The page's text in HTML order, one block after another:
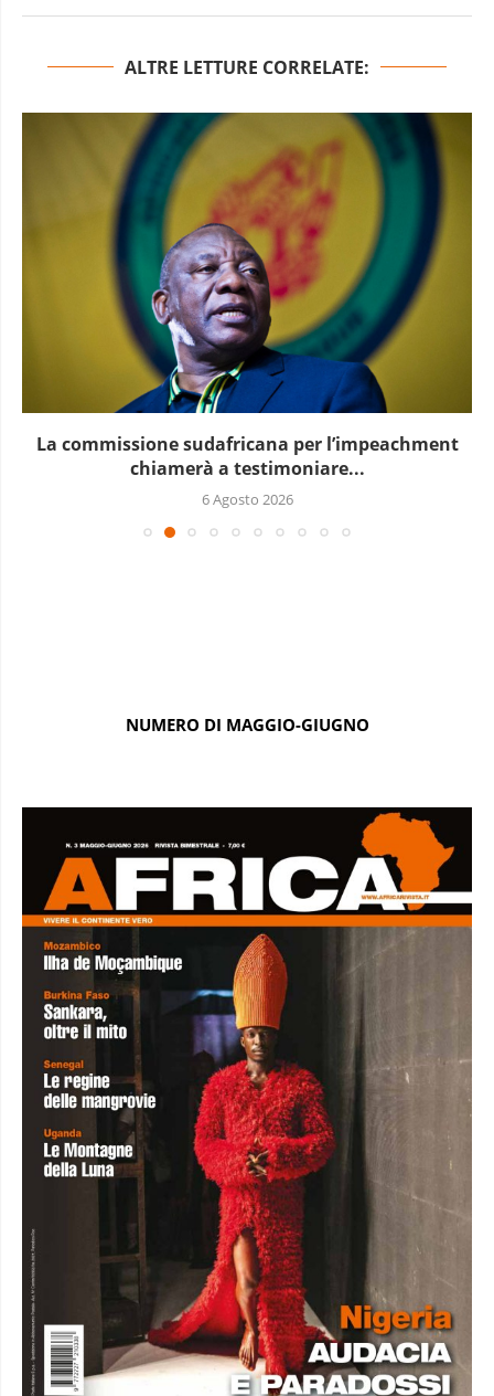
ALTRE LETTURE CORRELATE:
La commissione sudafricana per l’impeachment
chiamerà a testimoniare...
6 Agosto 2026
NUMERO DI MAGGIO-GIUGNO